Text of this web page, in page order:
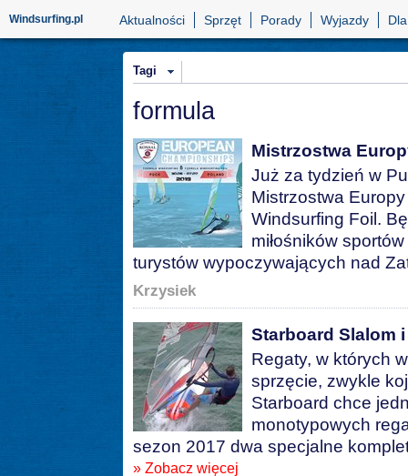
Windsurfing.pl Aktualności Sprzęt Porady Wyjazdy
Tagi
formula
Mistrzostwa
Już za tydzień w
Mistrzostwa
Windsurfing Foil.
miłośników
turystów wypoczywających nad
Krzysiek
Starboard Slalom
Regaty, w których
sprzęcie, zwykle
Starboard chce
monotypowych
sezon 2017 dwa specjalne
» Zobacz więcej